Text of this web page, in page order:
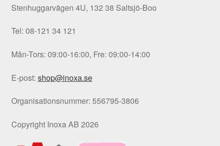
Stenhuggarvägen 4U, 132 38 Saltsjö-Boo
Tel: 08-121 34 121
Mån-Tors: 09:00-16:00, Fre: 09:00-14:00
E-post: shop@inoxa.se
Organisationsnummer: 556795-3806
Copyright Inoxa AB 2026